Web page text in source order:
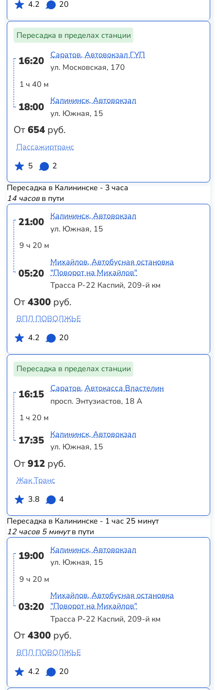
4.2 20
Пересадка в пределах станции
16:20
1 ч 40 м
18:00
От654 руб.
Саратов, Автовокзал ГУП
ул. Московская, 170
Калининск, Автовокзал
ул. Южная, 15
Пассажиртранс
5
2
Пересадка в Калининске - 3 часа
14 часовв пути
21:00
9 ч 20 м
05:20
От4300 руб.
Калининск, Автовокзал
ул. Южная, 15
Михайлов, Автобусная остановка
"Поворот на Михайлов"
Трасса Р-22 Каспий, 209-й км
ВПЛ ПОВОЛЖЬЕ
4.2
20
Пересадка в пределах станции
16:15
1 ч 20 м
17:35
От912 руб.
Саратов, Автокасса Властелин
просп. Энтузиастов, 18 А
Калининск, Автовокзал
ул. Южная, 15
Жак Транс
3.8
4
Пересадка в Калининске - 1 час 25 минут
12 часов 5 минутв пути
19:00
9 ч 20 м
03:20
От4300 руб.
Калининск, Автовокзал
ул. Южная, 15
Михайлов, Автобусная остановка
"Поворот на Михайлов"
Трасса Р-22 Каспий, 209-й км
ВПЛ ПОВОЛЖЬЕ
4.2
20